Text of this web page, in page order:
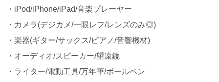
・iPod/iPhone/iPad/音楽プレーヤー
・カメラ(デジカメ/一眼レフ/レンズのみ◎)
・楽器(ギター/サックス/ピアノ/音響機材)
・オーディオ/スピーカー/望遠鏡
・ライター/電動工具/万年筆/ボールペン